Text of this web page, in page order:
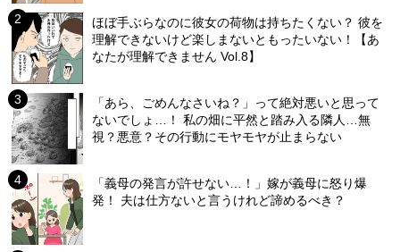
ほぼ手ぶらなのに彼女の荷物は持ちたくない？ 彼を
理解できないけど楽しまないともったいない！【あ
なたが理解できません Vol.8】
「あら、ごめんなさいね？」って絶対悪いと思って
ないでしょ…！ 私の畑に平然と踏み入る隣人…無
視？悪意？その行動にモヤモヤが止まらない
「義母の発言が許せない…！」嫁が義母に怒り爆
発！ 夫は仕方ないと言うけれど諦めるべき？